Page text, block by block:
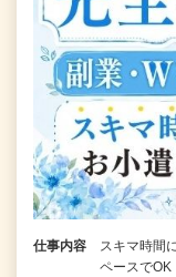
仕事内容
スキマ時間
ペースで